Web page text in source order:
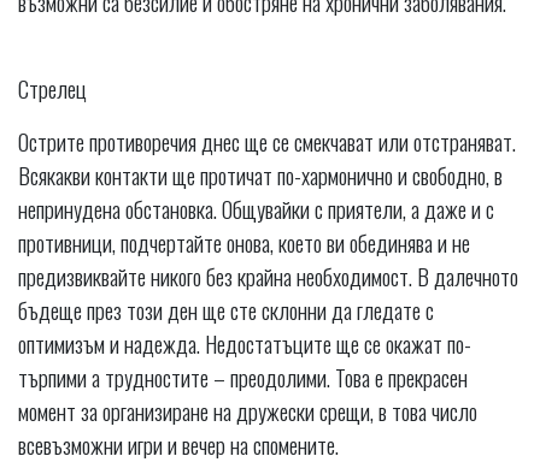
Стрелец
Острите противоречия днес ще се смекчават или отстраняват.
Всякакви контакти ще протичат по-хармонично и свободно, в
непринудена обстановка. Общувайки с приятели, а даже и с
противници, подчертайте онова, което ви обединява и не
предизвиквайте никого без крайна необходимост. В далечното
бъдеще през този ден ще сте склонни да гледате с
оптимизъм и надежда. Недостатъците ще се окажат по-
търпими а трудностите – преодолими. Това е прекрасен
момент за организиране на дружески срещи, в това число
всевъзможни игри и вечер на спомените.